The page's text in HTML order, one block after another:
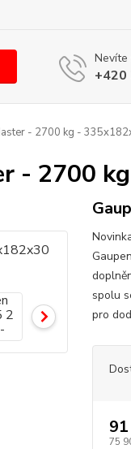
Nevíte
+420
- 2700 kg -
- 2700
spolu
pro
75